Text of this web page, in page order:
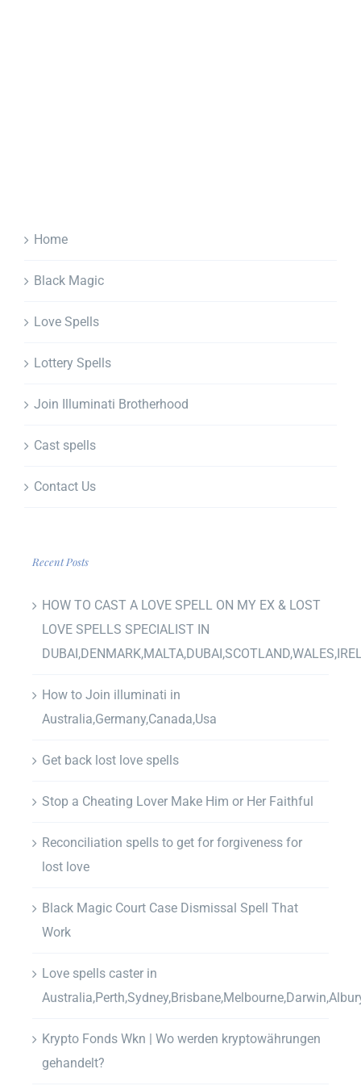
Home
Black Magic
Love Spells
Lottery Spells
Join Illuminati Brotherhood
Cast spells
Contact Us
Recent Posts
HOW TO CAST A LOVE SPELL ON MY EX & LOST
LOVE SPELLS SPECIALIST IN
How to Join illuminati in
Australia,Germany,Canada,Usa
Get back lost love spells
Stop a Cheating Lover Make Him or Her Faithful
Reconciliation spells to get for forgiveness for
lost love
Black Magic Court Case Dismissal Spell That
Work
Love spells caster in
Krypto Fonds Wkn | Wo werden kryptowährungen
gehandelt?